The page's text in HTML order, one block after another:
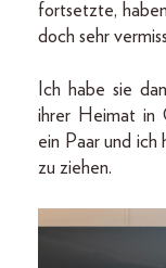
fortsetzte,
doch sehr
Ich habe sie
ihrer Heimat in
ein Paar und ich
zu ziehen.